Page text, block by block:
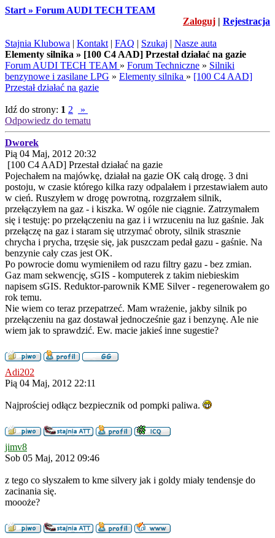
Start » Forum AUDI TECH TEAM
Zaloguj | Rejestracja
Stajnia Klubowa | Kontakt | FAQ | Szukaj | Nasze auta
Elementy silnika » [100 C4 AAD] Przestał działać na gazie
Forum AUDI TECH TEAM » Forum Techniczne » Silniki
benzynowe i zasilane LPG » Elementy silnika » [100 C4 AAD]
Przestał działać na gazie
Idź do strony: 1 2
»
Odpowiedz do tematu
Dworek
Pią 04 Maj, 2012 20:32
[100 C4 AAD] Przestał działać na gazie
Pojechałem na majówkę, działał na gazie OK całą drogę. 3 dni
postoju, w czasie którego kilka razy odpalałem i przestawiałem auto
w cień. Ruszyłem w drogę powrotną, rozgrzałem silnik,
przełączyłem na gaz - i kiszka. W ogóle nie ciągnie. Zatrzymałem
się i testuję: po przełączeniu na gaz i i wrzuceniu na luz gaśnie. Jak
przełączę na gaz i staram się utrzymać obroty, silnik strasznie
chrycha i prycha, trzęsie się, jak puszczam pedał gazu - gaśnie. Na
benzynie cały czas jest OK.
Po powrocie domu wymieniłem od razu filtry gazu - bez zmian.
Gaz mam sekwencję, sGIS - komputerek z takim niebieskim
napisem sGIS. Reduktor-parownik KME Silver - regenerowałem go
rok temu.
Nie wiem co teraz przepatrzeć. Mam wrażenie, jakby silnik po
przełączeniu na gaz dostawał jednocześnie gaz i benzynę. Ale nie
wiem jak to sprawdzić. Ew. macie jakieś inne sugestie?
Adi202
Pią 04 Maj, 2012 22:11
Najprościej odłącz bezpiecznik od pompki paliwa.
jimv8
Sob 05 Maj, 2012 09:46
z tego co słyszałem to kme silvery jak i goldy miały tendensje do
zacinania się.
moooże?